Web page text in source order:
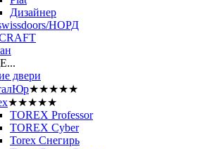
Дизайнер
НОРД
двери
★★★★★
★★★★★
TOREX Professor
TOREX Cyber
Torex Снегирь